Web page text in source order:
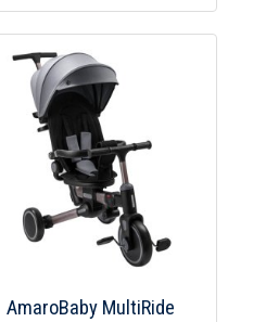
AmaroBaby MultiRide